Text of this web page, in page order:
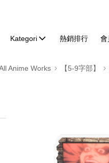
Kategori 熱銷排行 會
Anime Works 【5-9字部】